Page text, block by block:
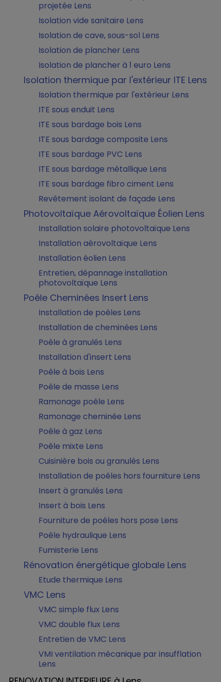
projetée Lens
Isolation vide sanitaire Lens
Isolation de cave, sous-sol Lens
Isolation de plancher Lens
Isolation de plancher à 1 euro Lens
Isolation thermique par l'extérieur ITE Lens
Isolation thermique par l'extérieur Lens
ITE sous enduit Lens
ITE sous bardage bois Lens
ITE sous bardage composite Lens
ITE sous bardage PVC Lens
ITE sous bardage métallique Lens
ITE sous bardage fibro ciment Lens
Revêtement isolant de façade Lens
Photovoltaïque Aérovoltaïque Éolien Lens
Installation solaire photovoltaïque Lens
Installation aérovoltaïque Lens
Installation éolien Lens
Entretien, dépannage installation
photovoltaïque Lens
Poêle Cheminées Insert Lens
Installation de poêles Lens
Installation de cheminées Lens
Poêle à granulés Lens
Installation d'insert Lens
Poêle à bois Lens
Poêle de masse Lens
Ramonage poêle Lens
Ramonage cheminée Lens
Poêle à gaz Lens
Poêle mixte Lens
Cuisinière bois ou granulés Lens
Installation de poêles hors fourniture Lens
Insert à granulés Lens
Insert à bois Lens
Fourniture de poêles hors pose Lens
Poêle hydraulique Lens
Fumisterie Lens
Rénovation énergétique globale Lens
Etude thermique Lens
VMC Lens
VMC simple flux Lens
VMC double flux Lens
Entretien de VMC Lens
VMI ventilation mécanique par insufflation
Lens